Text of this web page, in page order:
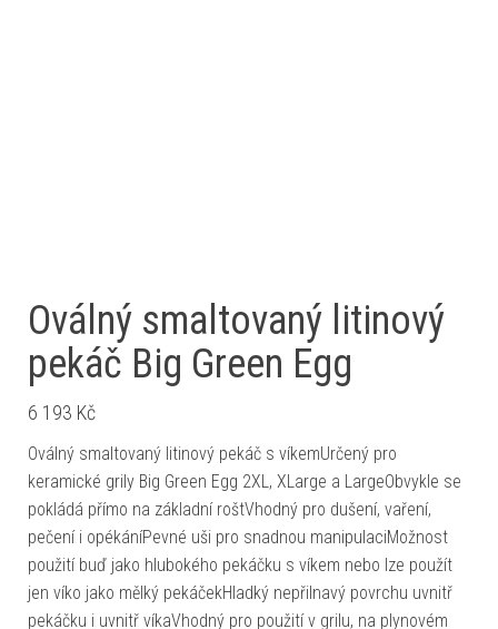
Oválný smaltovaný litinový
pekáč Big Green Egg
6 193 Kč
Oválný smaltovaný litinový pekáč s víkemUrčený pro
keramické grily Big Green Egg 2XL, XLarge a LargeObvykle se
pokládá přímo na základní roštVhodný pro dušení, vaření,
pečení i opékáníPevné uši pro snadnou manipulaciMožnost
použití buď jako hlubokého pekáčku s víkem nebo lze použít
jen víko jako mělký pekáčekHladký nepřilnavý povrchu uvnitř
pekáčku i uvnitř víkaVhodný pro použití v grilu, na plynovém